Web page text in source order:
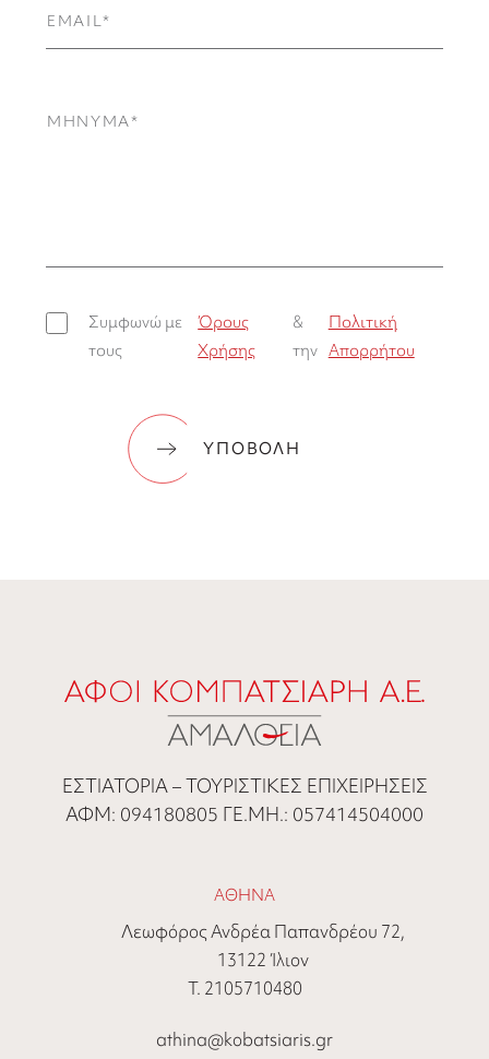
EMAIL
ΜΗΝΥΜΑ
Συμφωνώ με
τους
Όρους
Χρήσης
&
την
Πολιτική
Απορρήτου
ΥΠΟΒΟΛΗ
ΕΣΤΙΑΤΟΡΙΑ – ΤΟΥΡΙΣΤΙΚΕΣ ΕΠΙΧΕΙΡΗΣΕΙΣ
ΑΦΜ: 094180805 ΓΕ.ΜΗ.: 057414504000
ΑΘΗΝΑ
Λεωφόρος Ανδρέα Παπανδρέου 72,
13122 Ίλιον
Τ. 2105710480
athina@kobatsiaris.gr